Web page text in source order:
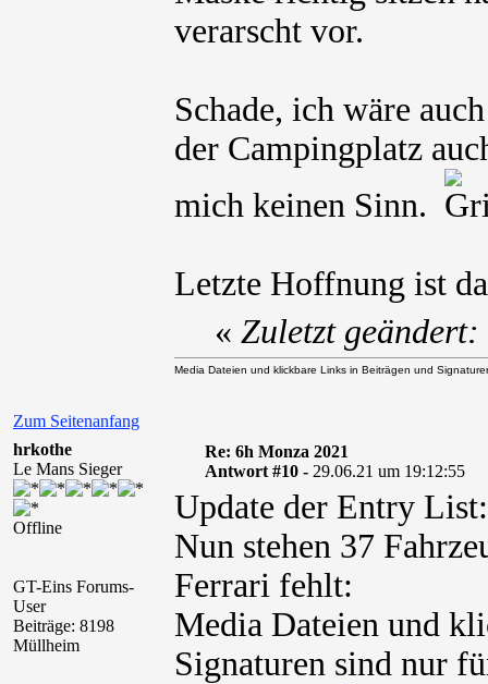
verarscht vor.
Schade, ich wäre
der Campingplatz
mich keinen Sinn.
Letzte Hoffnung ist
Zum Seitenanfang
« Zuletzt
Media Dateien und klickbare Links in Beiträgen und
hrkothe
Le Mans Sieger
Offline
GT-Eins Forums-
User
Beiträge: 8198
Müllheim
Re: 6h Monza 2021
Antwort #10 - 29.06.21 um 19:12:55
Update der Entry List:
Nun stehen 37
Ferrari fehlt:
Media Dateien und
Signaturen sind nur